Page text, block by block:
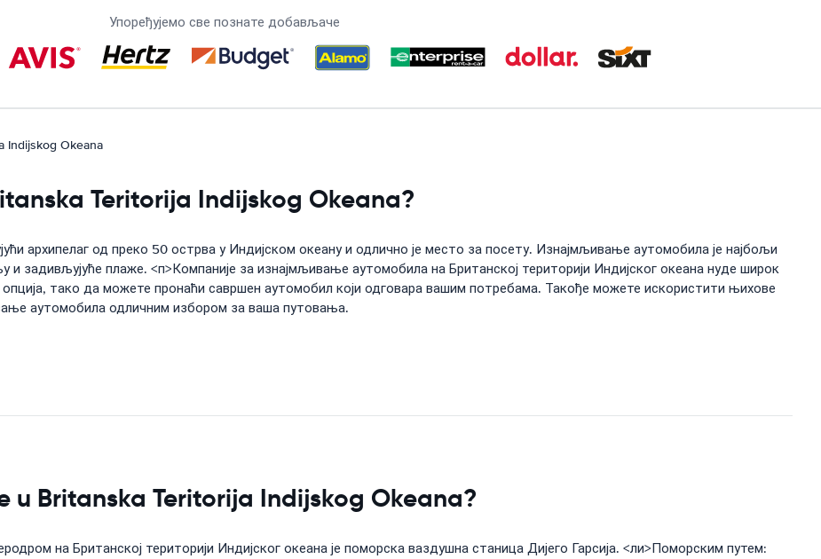
Упоређујемо све познате добављаче
Indijskog Okeana
Teritorija Indijskog Okeana?
архипелаг од преко 50 острва у Индијском океану и одлично је место за посету. Изнајмљивање аутомобила је најбољи
задивљујуће плаже. <п>Компаније за изнајмљивање аутомобила на Британској територији Индијског океана нуде широк
тако да можете пронаћи савршен аутомобил који одговара вашим потребама. Такође можете искористити њихове
аутомобила одличним избором за ваша путовања.
u Britanska Teritorija Indijskog Okeana?
на Британској територији Индијског океана је поморска ваздушна станица Дијего Гарсија. <ли>Поморским путем: